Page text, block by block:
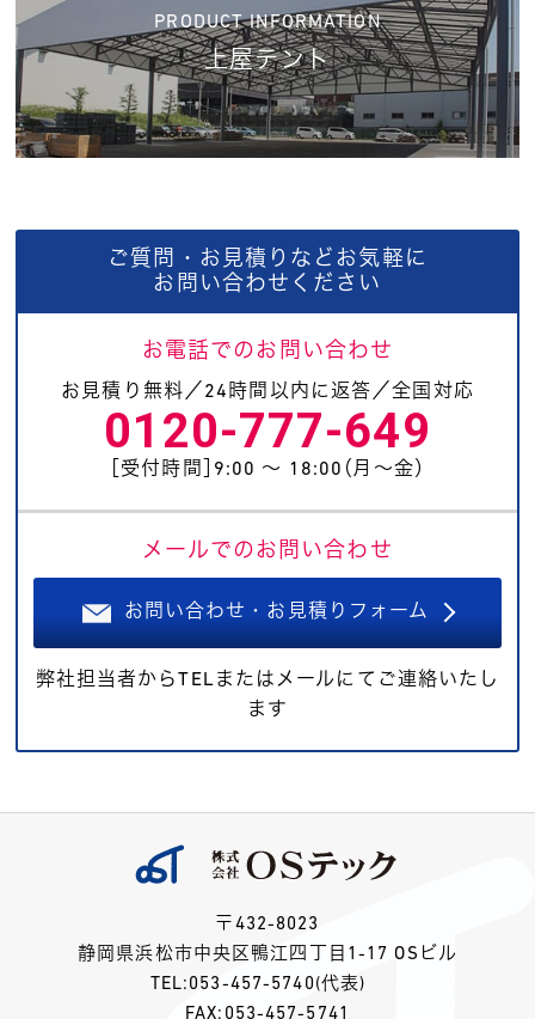
PRODUCT INFORMATION
上屋テント
ご質問・お見積りなどお気軽に
お問い合わせください
お電話でのお問い合わせ
お見積り無料／24時間以内に返答／全国対応
0120-777-649
［受付時間］9:00 〜 18:00（月〜金）
メールでのお問い合わせ
お問い合わせ・お見積りフォーム
弊社担当者からTELまたはメールにてご連絡いたし
ます
〒432-8023
静岡県浜松市中央区鴨江四丁目1-17 OSビル
TEL: 053-457-5740 (代表)
FAX:053-457-5741